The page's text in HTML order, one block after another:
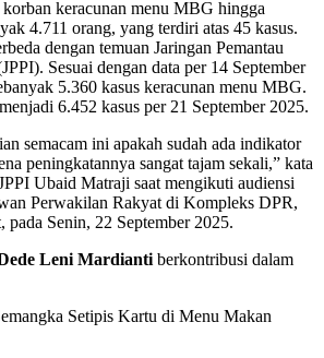
keracunan menu MBG hingga
4.711 orang, yang terdiri atas 45 kasus.
dengan temuan Jaringan Pemantau
Sesuai dengan data per 14 September
5.360 kasus keracunan menu MBG.
6.452 kasus per 21 September 2025.
semacam ini apakah sudah ada indikator
peningkatannya sangat tajam sekali,” kata
Ubaid Matraji saat mengikuti audiensi
Perwakilan Rakyat di Kompleks DPR,
pada Senin, 22 September 2025.
Leni Mardianti berkontribusi dalam
Setipis Kartu di Menu Makan